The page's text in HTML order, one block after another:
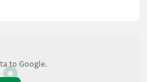
to Google.